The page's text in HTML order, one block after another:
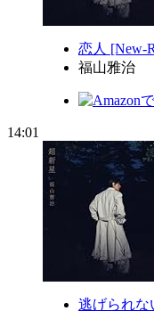
恋人 [New-
福山雅治
14:01
逃げられな